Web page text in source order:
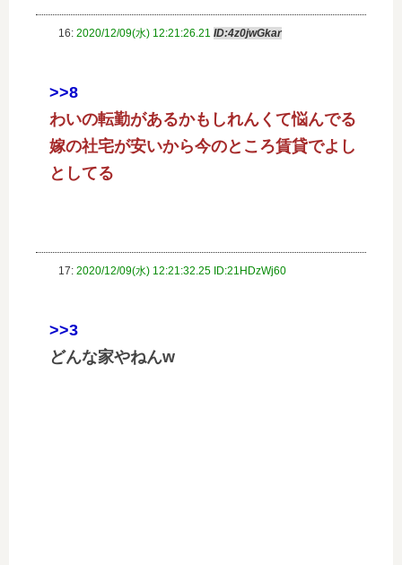
16: 2020/12/09(水) 12:21:26.21 ID:4z0jwGkar
>>8
わいの転勤があるかもしれんくて悩んでる
嫁の社宅が安いから今のところ賃貸でよし
としてる
17: 2020/12/09(水) 12:21:32.25 ID:21HDzWj60
>>3
どんな家やねんw